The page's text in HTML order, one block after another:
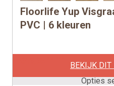
Floorlife Yup
PVC | 6 kleuren
BEKIJK DIT
Opties
Dit
product
Deze